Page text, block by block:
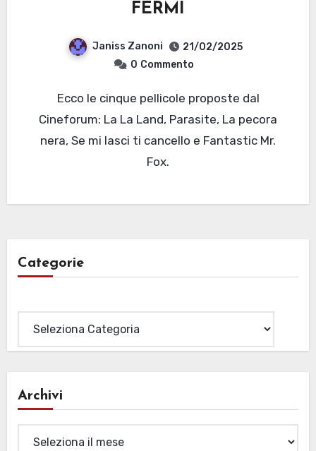
FERMI
Janiss Zanoni
21/02/2025
0 Commento
Ecco le cinque pellicole proposte dal
Cineforum: La La Land, Parasite, La pecora
nera, Se mi lasci ti cancello e Fantastic Mr.
Fox.
Categorie
Archivi